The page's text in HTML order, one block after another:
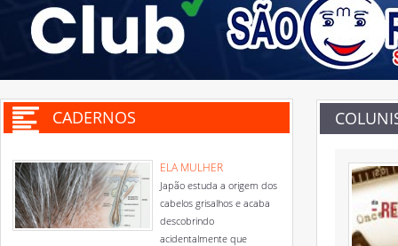
CADERNOS
ELA MULHER
Japão estuda a origem dos
cabelos grisalhos e acaba
descobrindo
acidentalmente que